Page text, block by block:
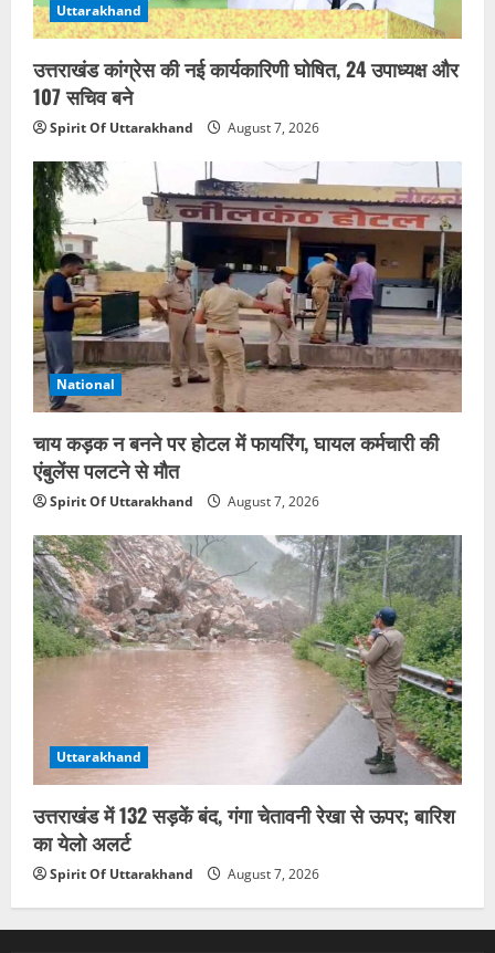
Uttarakhand
उत्तराखंड कांग्रेस की नई कार्यकारिणी घोषित, 24 उपाध्यक्ष और
107 सचिव बने
Spirit Of Uttarakhand August 7, 2026
National
चाय कड़क न बनने पर होटल में फायरिंग, घायल कर्मचारी की
एंबुलेंस पलटने से मौत
Spirit Of Uttarakhand August 7, 2026
Uttarakhand
उत्तराखंड में 132 सड़कें बंद, गंगा चेतावनी रेखा से ऊपर; बारिश
का येलो अलर्ट
Spirit Of Uttarakhand August 7, 2026